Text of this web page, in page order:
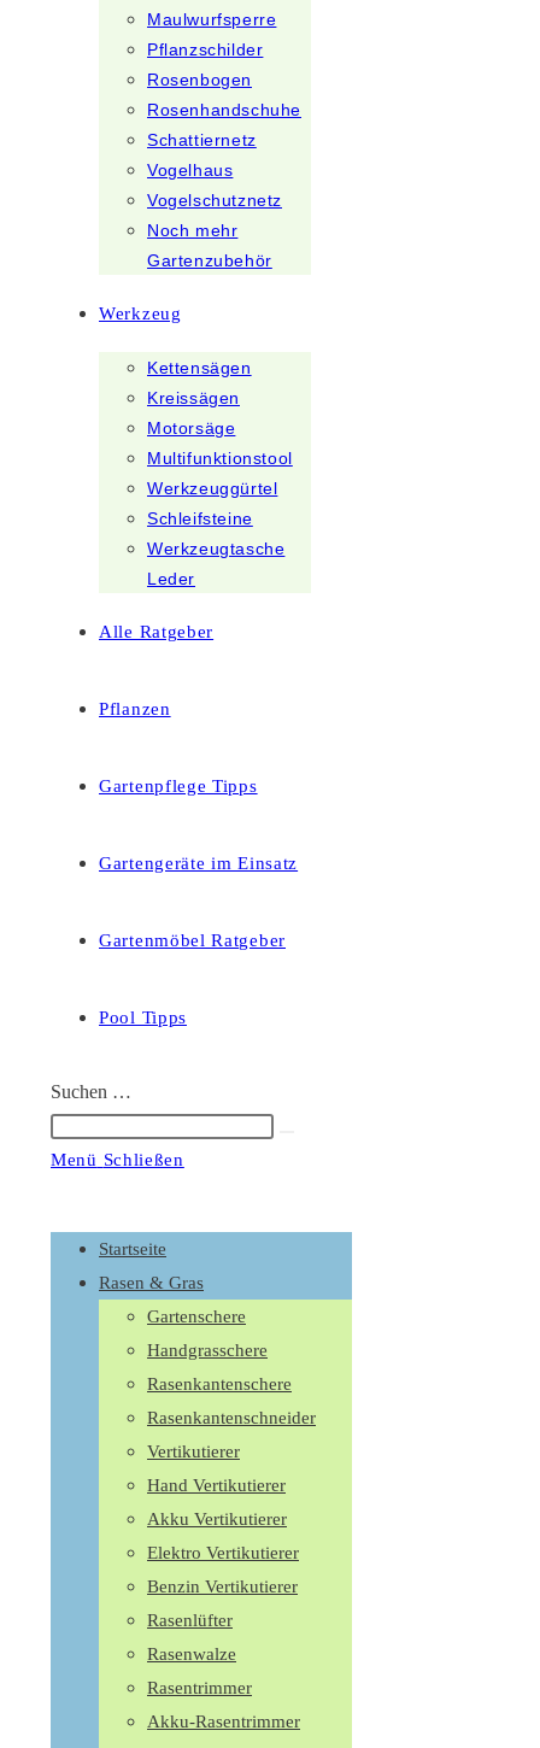
Maulwurfsperre
Pflanzschilder
Rosenbogen
Rosenhandschuhe
Schattiernetz
Vogelhaus
Vogelschutznetz
Noch mehr
Gartenzubehör
Werkzeug
Kettensägen
Kreissägen
Motorsäge
Multifunktionstool
Werkzeuggürtel
Schleifsteine
Werkzeugtasche
Leder
Alle Ratgeber
Pflanzen
Gartenpflege Tipps
Gartengeräte im Einsatz
Gartenmöbel Ratgeber
Pool Tipps
Suchen …
Menü Schließen
Button
einzuklappen
Startseite
Rasen & Gras
Gartenschere
Handgrasschere
Rasenkantenschere
Rasenkantenschneider
Vertikutierer
Hand Vertikutierer
Akku Vertikutierer
Elektro Vertikutierer
Benzin Vertikutierer
Rasenlüfter
Rasenwalze
Rasentrimmer
Akku-Rasentrimmer